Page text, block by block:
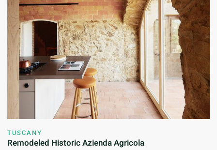
TUSCANY
Remodeled Historic Azienda Agricola